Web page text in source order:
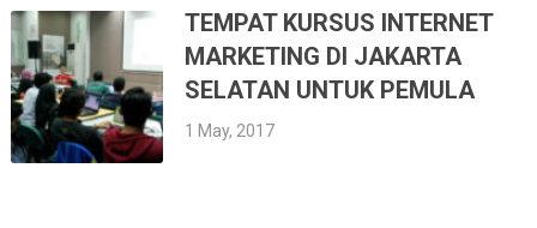
TEMPAT KURSUS INTERNET
MARKETING DI JAKARTA
SELATAN UNTUK PEMULA
1 May, 2017